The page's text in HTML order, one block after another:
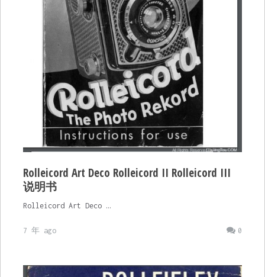
Rolleicord Art Deco Rolleicord II Rolleicord III
说明书
Rolleicord Art Deco …
0
7 年 ago